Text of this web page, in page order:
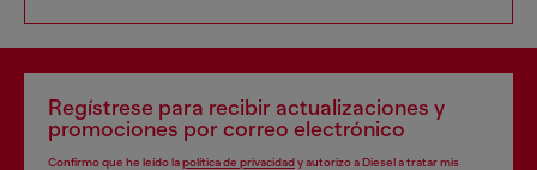
Regístrese para recibir actualizaciones y
promociones por correo electrónico
Confirmo que he leído lapolítica de privacidady autorizo a Diesel a tratar mis